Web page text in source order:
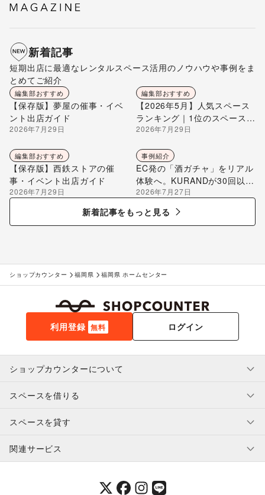
新着記事
短期出店に最適なレンタルスペース活用のノウハウや事例をま
とめてご紹介
編集部おすすめ
【保存版】夢屋の催事・イベ
ント出店ガイド
2026年7月29日
編集部おすすめ
【2026年5月】人気スペース
ランキング｜1位のスペースを
編集部が解説
2026年7月29日
編集部おすすめ
【保存版】西鉄ストアの催
事・イベント出店ガイド
2026年7月29日
事例紹介
EC発の「酒ガチャ」をリアル
体験へ。KURANDが30回以上
のポップアップ出店で届け
る“新しいお酒との出会い”
2026年7月27日
新着記事をもっと見る
ショップカウンター 福岡県 福岡県 ホームセンター
利用登録 無料 ログイン
ショップカウンターについて
利用規約・ガイドライン
特定商取引法に基づく表示
補償プログラム
スペースを借りる
スペースを借りたい人へ
ユーザー利用規約
提携パートナー
スペースを貸す
スペースを貸したい方へ
オーナー利用規約
関連サービス
SHOPCOUNTER MAGAZINE